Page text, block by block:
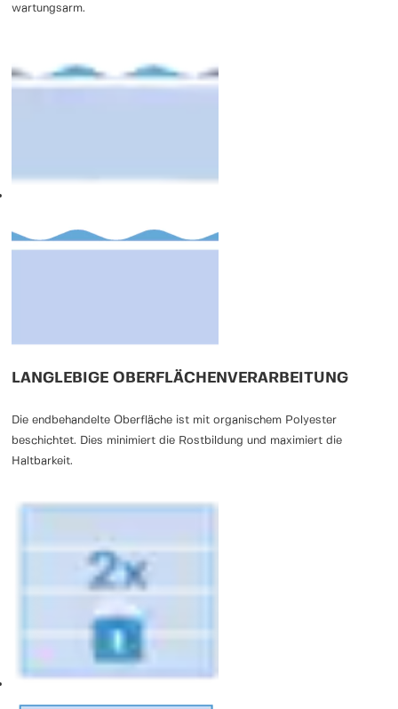
wartungsarm.
LANGLEBIGE OBERFLÄCHENVERARBEITUNG
Die endbehandelte Oberfläche ist mit organischem Polyester
beschichtet. Dies minimiert die Rostbildung und maximiert die
Haltbarkeit.